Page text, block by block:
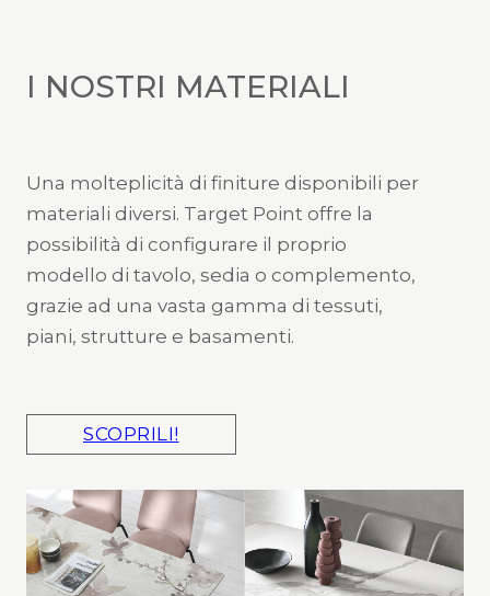
I NOSTRI MATERIALI
Una molteplicità di finiture disponibili per
materiali diversi. Target Point offre la
possibilità di configurare il proprio
modello di tavolo, sedia o complemento,
grazie ad una vasta gamma di tessuti,
piani, strutture e basamenti.
SCOPRILI!